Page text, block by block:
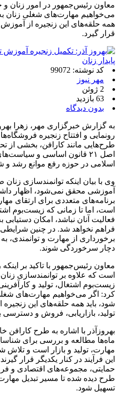
معاون رئیس‌جمهور در امور زنان و
می‌خواهیم مهارت‌های شغلی زنان به
همه حلقه‌های این زنجیره از
قرار گیرد.
کد نوشته: 99072
مهر نیوز
2 ژوئن
63 بازدید
بدون دیدگاه
به گزارش خبرگزاری مهر، زهرا
رونمایی و افتتاح زنجیره
طرح‌هایی مانند کارافن، بخشی از
اصل ۲۱ قانون اساسی و
اسلامی در حوزه رفع موانع رشد
وی با بیان اینکه توانمندسازی
آموزشی محقق نمی‌شود، اظهار
برنامه‌های متعددی برای ارتقای
است، اما تا زمانی که زیست‌بوم
فعالیت آنان نباشد، امکان
فراهم نخواهد شد. در چنین
برخورداری از مهارت و توانمندی،
دچار سرخوردگی شوند.
معاون رئیس‌جمهور با تاکید بر
است که علاوه بر توانمندسازی
زیست‌بوم اشتغال، تولید و
کرد: اگر می‌خواهیم مهارت‌های شغلی
شود، باید همه حلقه‌های این
تولید، بازاریابی، فروش و دسترسی
بهروزآذر با اشاره به طرح کارافن
ماه‌ها مطالعه و بررسی برای
مهارت، تولید و بازار است و تلاش
این فرآیند در کنار یکدیگر قرار
حمایتی، مجموعه‌های اقتصادی و
طرح دیده شده تا مسیر تبدیل مهارت
تسهیل شود.